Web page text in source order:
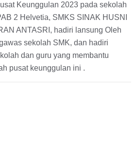
Keunggulan 2023 pada sekolah
2 Helvetia, SMKS SINAK HUSNI
ANTASRI, hadiri lansung Oleh
sekolah SMK, dan hadiri
dan guru yang membantu
pusat keunggulan ini .